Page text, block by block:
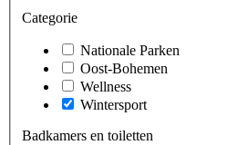
Categorie
Nationale Parken
Oost-Bohemen
Wellness
Wintersport
Badkamers en toiletten